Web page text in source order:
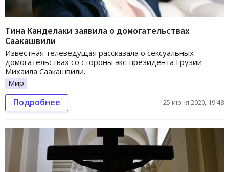
Тина Канделаки заявила о домогательствах
Саакашвили
Известная телеведущая рассказала о сексуальных
домогательствах со стороны экс-президента Грузии
Михаила Саакашвили.
Мир
Подробнее 25 июня 2020, 19:48